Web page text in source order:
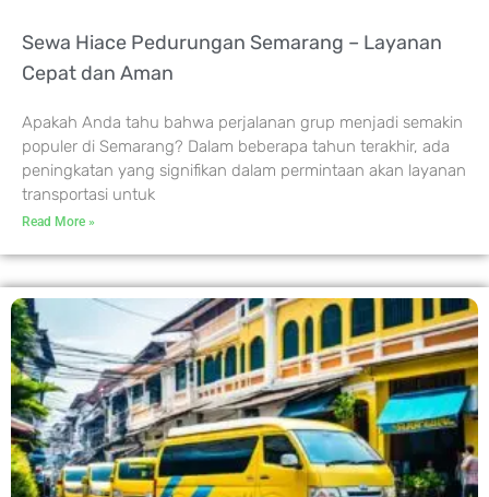
Sewa Hiace Pedurungan Semarang – Layanan
Cepat dan Aman
Apakah Anda tahu bahwa perjalanan grup menjadi semakin
populer di Semarang? Dalam beberapa tahun terakhir, ada
peningkatan yang signifikan dalam permintaan akan layanan
transportasi untuk
Read More »